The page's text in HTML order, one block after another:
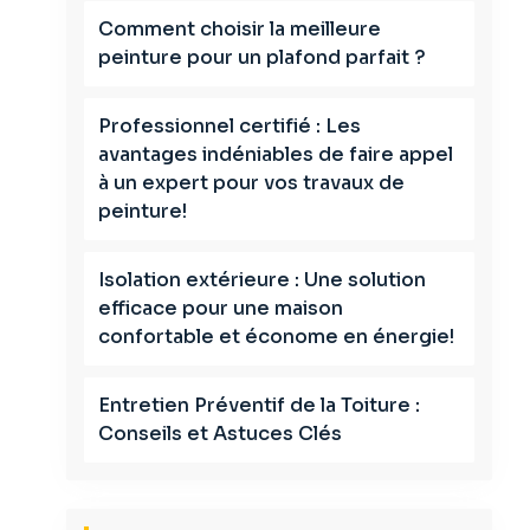
Comment choisir la meilleure
peinture pour un plafond parfait ?
Professionnel certifié : Les
avantages indéniables de faire appel
à un expert pour vos travaux de
peinture!
Isolation extérieure : Une solution
efficace pour une maison
confortable et économe en énergie!
Entretien Préventif de la Toiture :
Conseils et Astuces Clés